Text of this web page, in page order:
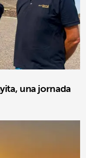
una jornada